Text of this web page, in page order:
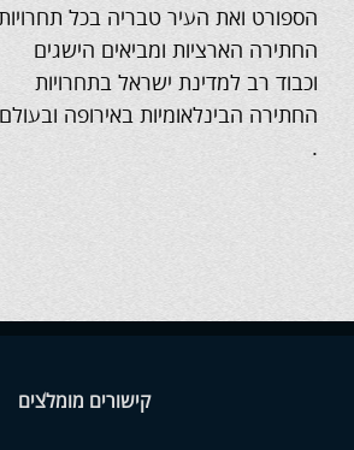
הספורט ואת העיר טבריה בכל
החתירה הארציות ומביאים הישגים
וכבוד רב למדינת ישראל בתחרויות
החתירה הבינלאומיות באירופה ובעולם
.
קישורים מומלצים